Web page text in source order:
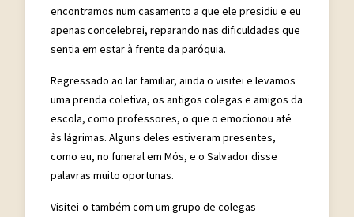
encontramos num casamento a que ele presidiu e eu
apenas concelebrei, reparando nas dificuldades que
sentia em estar à frente da paróquia.
Regressado ao lar familiar, ainda o visitei e levamos
uma prenda coletiva, os antigos colegas e amigos da
escola, como professores, o que o emocionou até
às lágrimas. Alguns deles estiveram presentes,
como eu, no funeral em Mós, e o Salvador disse
palavras muito oportunas.
Visitei-o também com um grupo de colegas